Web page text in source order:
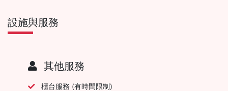
設施與服務
其他服務
櫃台服務 (有時間限制)